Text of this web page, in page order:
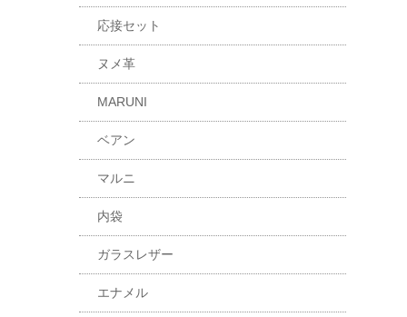
応接セット
ヌメ革
MARUNI
ベアン
マルニ
内袋
ガラスレザー
エナメル